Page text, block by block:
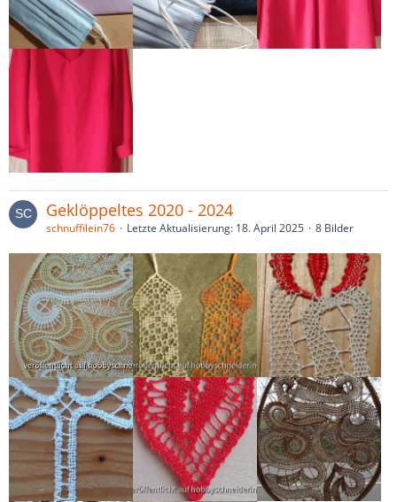
Geklöppeltes 2020 - 2024
schnuffilein76 Letzte Aktualisierung: 18. April 2025 8 Bilder